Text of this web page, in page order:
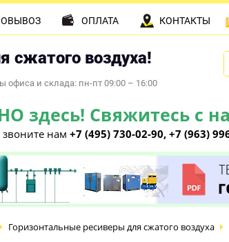
сжатого воздуха!
офиса и склада: пн-пт 09:00 – 16:00
Свяжитесь с
звоните нам +7 (495) 730-02-90, +7 (963)
ОПЛАТА КОНТАКТЫ
Горизонтальные ресиверы для сжатого воздуха